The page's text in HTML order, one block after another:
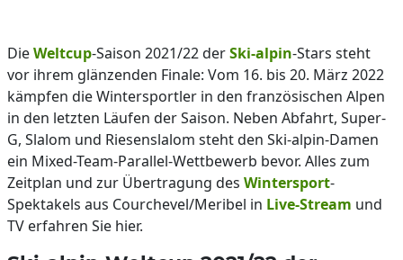
DieWeltcup-Saison 2021/22 derSki-alpin-Stars steht
vor ihrem glänzenden Finale: Vom 16. bis 20. März 2022
kämpfen die Wintersportler in den französischen Alpen
in den letzten Läufen der Saison. Neben Abfahrt, Super-
G, Slalom und Riesenslalom steht den Ski-alpin-Damen
ein Mixed-Team-Parallel-Wettbewerb bevor. Alles zum
Zeitplan und zur Übertragung des Wintersport-
Spektakels aus Courchevel/Meribel in Live-Stream und
TV erfahren Sie hier.